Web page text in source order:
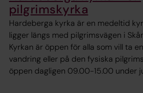
pilgrimskyrka
Hardeberga kyrka är en medeltid
ligger längs med pilgrimsvägen i
Kyrkan är öppen för alla som vill ta
vandring eller på den fysiska
öppen dagligen 09.00-15.00 under